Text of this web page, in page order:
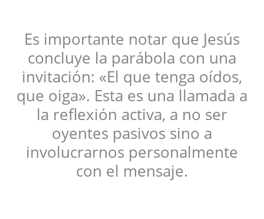
Es importante notar que Jesús
concluye la parábola con una
invitación: «El que tenga oídos,
que oiga». Esta es una llamada a
la reflexión activa, a no ser
oyentes pasivos sino a
involucrarnos personalmente
con el mensaje.